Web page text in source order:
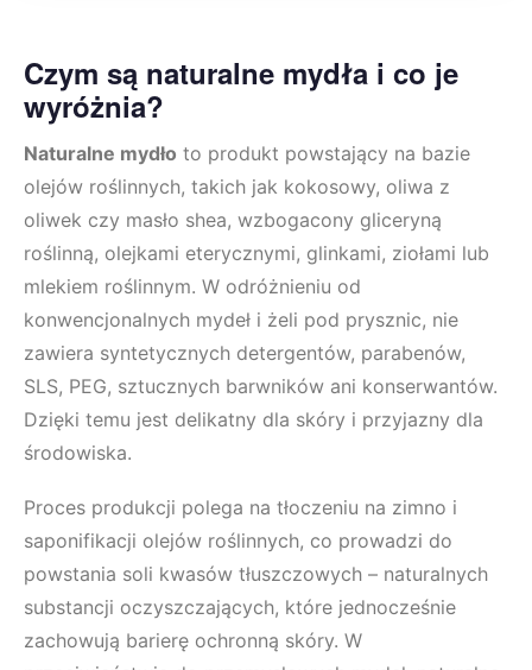
Czym są naturalne mydła i co je
wyróżnia?
Naturalne mydło to produkt powstający na bazie
olejów roślinnych, takich jak kokosowy, oliwa z
oliwek czy masło shea, wzbogacony gliceryną
roślinną, olejkami eterycznymi, glinkami, ziołami lub
mlekiem roślinnym. W odróżnieniu od
konwencjonalnych mydeł i żeli pod prysznic, nie
zawiera syntetycznych detergentów, parabenów,
SLS, PEG, sztucznych barwników ani konserwantów.
Dzięki temu jest delikatny dla skóry i przyjazny dla
środowiska.
Proces produkcji polega na tłoczeniu na zimno i
saponifikacji olejów roślinnych, co prowadzi do
powstania soli kwasów tłuszczowych – naturalnych
substancji oczyszczających, które jednocześnie
zachowują barierę ochronną skóry. W